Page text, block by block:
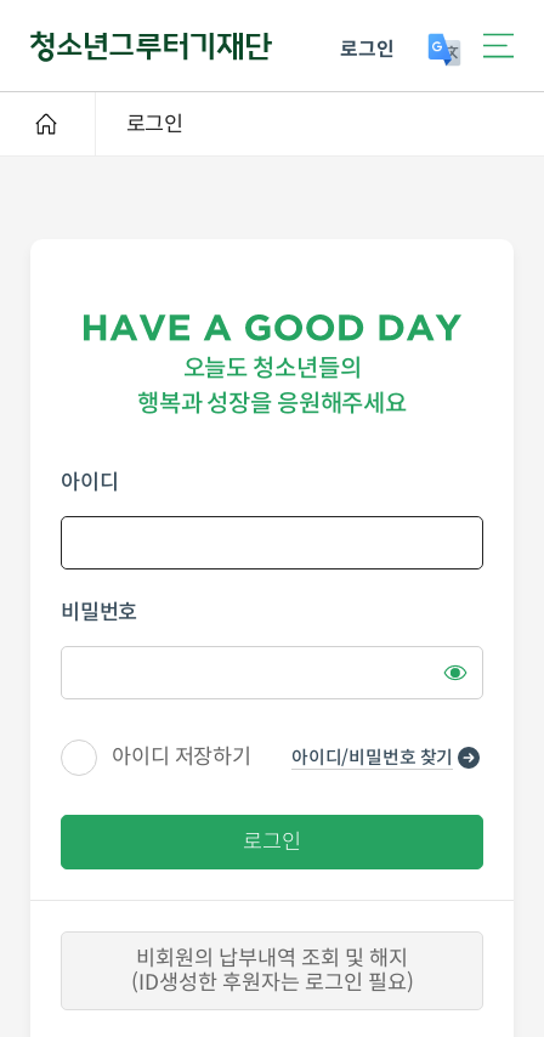
로그인
로그인
오늘도 청소년들의
행복과 성장을 응원해주세요
아이디
비밀번호
아이디 저장하기 아이디/비밀번호 찾기
로그인
비회원의 납부내역 조회 및 해지
(ID생성한 후원자는 로그인 필요)